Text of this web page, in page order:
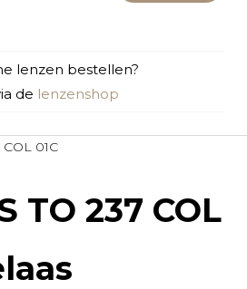
lenzen bestellen?
de lenzenshop
COL 01C
TO 237 COL